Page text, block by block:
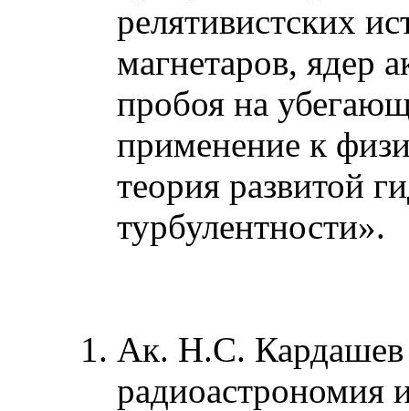
релятивистских
магнетаров, ядер
пробоя на
применение к
теория развитой
турбулентности».
Ак. Н.С. Кардашев
радиоастрономия